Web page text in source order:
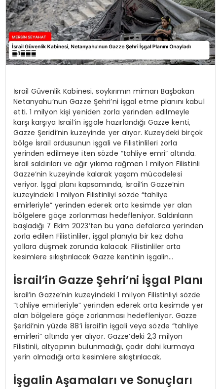
İsrail Güvenlik Kabinesi, soykırımın mimarı Başbakan
Netanyahu’nun Gazze Şehri’ni işgal etme planını kabul
etti. 1 milyon kişi yeniden zorla yerinden edilmeyle
karşı karşıya İsrail’in işgale hazırlandığı Gazze kenti,
Gazze Şeridi’nin kuzeyinde yer alıyor. Kuzeydeki birçok
bölge İsrail ordusunun işgali ve Filistinlileri zorla
yerinden edilmeye iten sözde “tahliye emri” altında.
İsrail saldırıları ve ağır yıkıma rağmen 1 milyon Filistinli
Gazze’nin kuzeyinde kalarak yaşam mücadelesi
veriyor. İşgal planı kapsamında, İsrail’in Gazze’nin
kuzeyindeki 1 milyon Filistinliyi sözde “tahliye
emirleriyle” yerinden ederek orta kesimde yer alan
bölgelere göçe zorlanması hedefleniyor. Saldırıların
başladığı 7 Ekim 2023’ten bu yana defalarca yerinden
zorla edilen Filistinliler, işgal planıyla bir kez daha
yollara düşmek zorunda kalacak. Filistinliler orta
kesimlere sıkıştırılacak Gazze kentinin işgalin…
İsrail’in Gazze Şehri’ni İşgal Planı
İsrail’in Gazze’nin kuzeyindeki 1 milyon Filistinliyi sözde
“tahliye emirleriyle” yerinden ederek orta kesimde yer
alan bölgelere göçe zorlanması hedefleniyor. Gazze
Şeridi’nin yüzde 88’i İsrail’in işgali veya sözde “tahliye
emirleri” altında yer alıyor. Gazze’deki 2,3 milyon
Filistinli, altyapının bulunmadığı, çadır dahi kurmaya
yerin olmadığı orta kesimlere sıkıştırılacak.
İşgalin Aşamaları ve Sonuçları